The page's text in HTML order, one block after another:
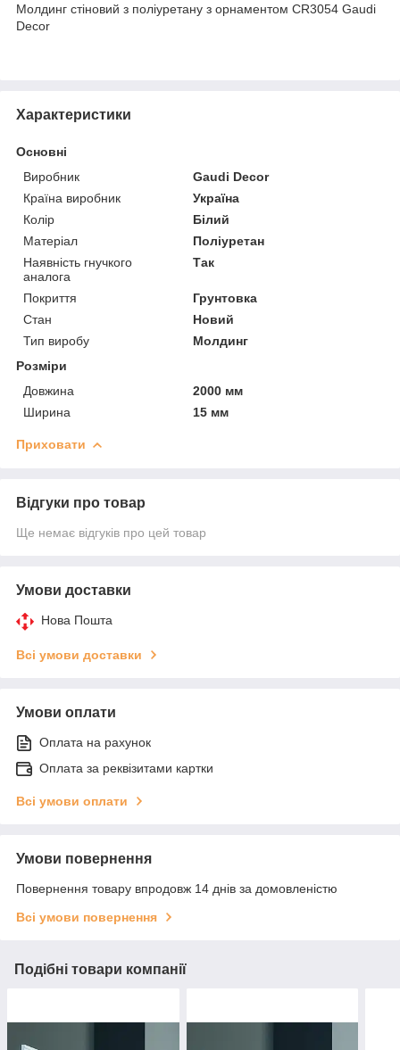
Молдинг стіновий з поліуретану з орнаментом CR3054 Gaudi
Decor
Характеристики
Основні
Виробник
Gaudi Decor
Країна виробник
Україна
Колір
Білий
Матеріал
Поліуретан
Наявність гнучкого
аналога
Так
Покриття
Грунтовка
Стан
Новий
Тип виробу
Молдинг
Розміри
Довжина
2000 мм
Ширина
15 мм
Приховати
Відгуки про товар
Ще немає відгуків про цей товар
Умови доставки
Нова Пошта
Всі умови доставки
Умови оплати
Оплата на рахунок
Оплата за реквізитами картки
Всі умови оплати
Умови повернення
Повернення товару впродовж 14 днів за домовленістю
Всі умови повернення
Подібні товари компанії